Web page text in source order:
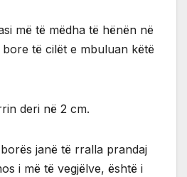
më të mëdha të hënën në
të cilët e mbuluan këtë
deri në 2 cm.
janë të rralla prandaj
i më të vegjëlve, është i